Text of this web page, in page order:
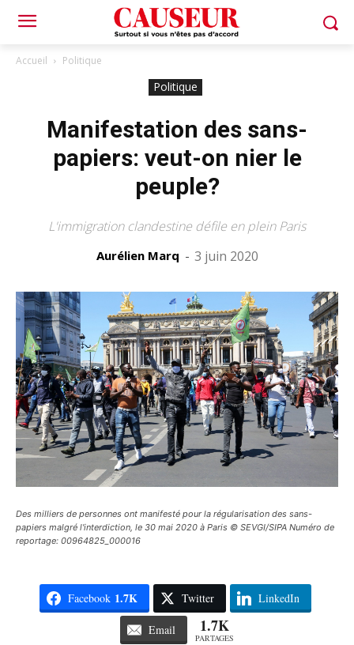
Accueil Politique
Politique
Manifestation des sans-
papiers: veut-on nier le
peuple?
L'immigration clandestine défile en plein Paris
Aurélien Marq - 3 juin 2020
Des milliers de personnes ont manifesté pour la régularisation des sans-
papiers malgré l'interdiction, le 30 mai 2020 à Paris © SEVGI/SIPA Numéro de
reportage: 00964825_000016
Facebook 1.7K Twitter LinkedIn
Email 1.7K
PARTAGES